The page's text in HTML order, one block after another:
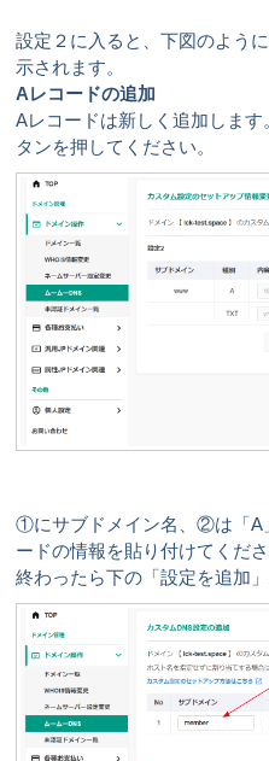
設定２に入ると、下図のよう
示されます。
Aレコードの追加
Aレコードは新しく追加しま
タンを押してください。
①にサブドメイン名、②は「A
ードの情報を貼り付けてくださ
終わったら下の「設定を追加